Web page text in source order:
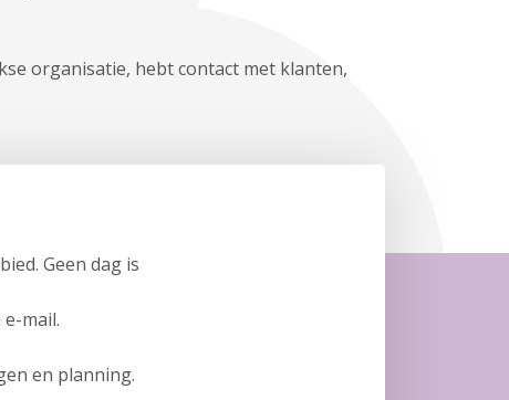
organisatie, hebt contact met klanten,
Geen dag is
mail.
en planning.